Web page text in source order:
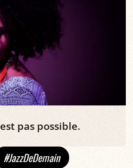
pas possible.
#JazzDeDemain